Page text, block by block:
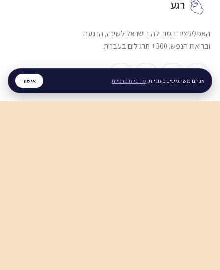
רגע
האפליקציה המובילה בישראל לשינה, הרגעה
ובריאות הנפש. 300+ תרגולים בעברית.
אנחנו משתמשים בעוגיות. מדיניות פרטיות אישור